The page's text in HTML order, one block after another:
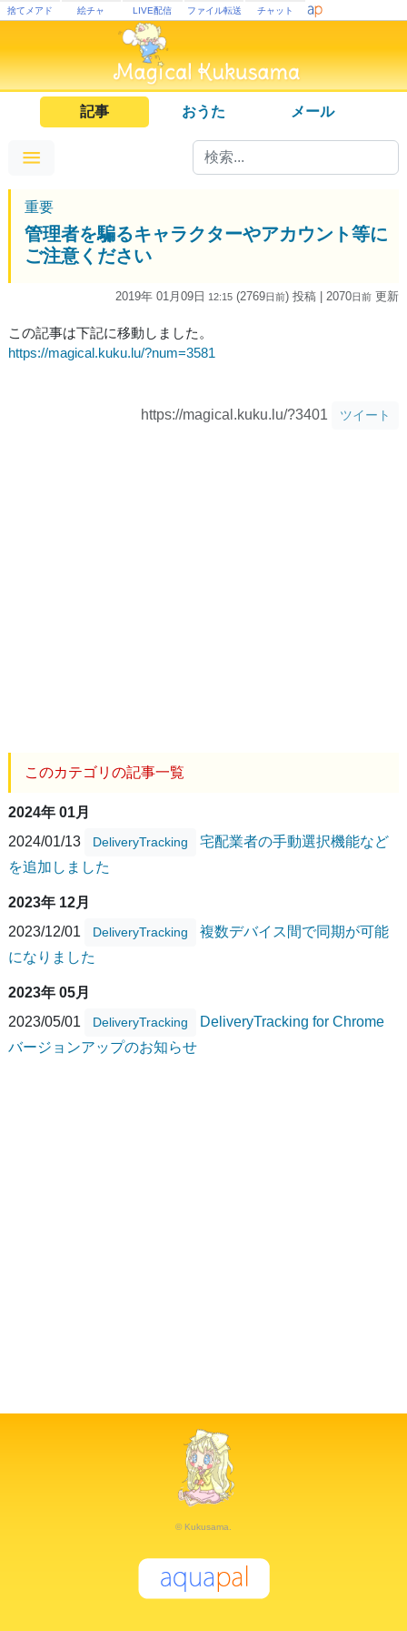
捨てメアド 絵チャ LIVE配信 ファイル転送 チャット
記事 おうた メール
重要
管理者を騙るキャラクターやアカウント等に
ご注意ください
2019年 01月09日 12:15 (2769日前) 投稿 | 2070日前 更新
この記事は下記に移動しました。
https://magical.kuku.lu/?num=3581
https://magical.kuku.lu/?3401 ツイート
このカテゴリの記事一覧
2024年 01月
2024/01/13
DeliveryTracking
宅配業者の手動選択機能など
を追加しました
2023年 12月
2023/12/01
DeliveryTracking
複数デバイス間で同期が可能
になりました
2023年 05月
2023/05/01
DeliveryTracking
DeliveryTracking for Chrome
バージョンアップのお知らせ
© Kukusama.